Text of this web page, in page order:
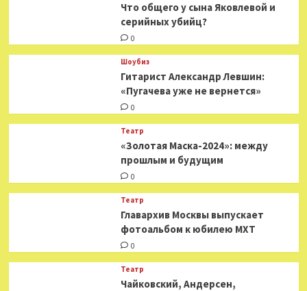
Что общего у сына Яковлевой и
серийных убийц?
0
Шоубиз
Гитарист Александр Левшин:
«Пугачева уже не вернется»
0
Театр
«Золотая Маска-2024»: между
прошлым и будущим
0
Театр
​​Главархив Москвы выпускает
фотоальбом к юбилею МХТ
0
Театр
​​Чайковский, Андерсен,